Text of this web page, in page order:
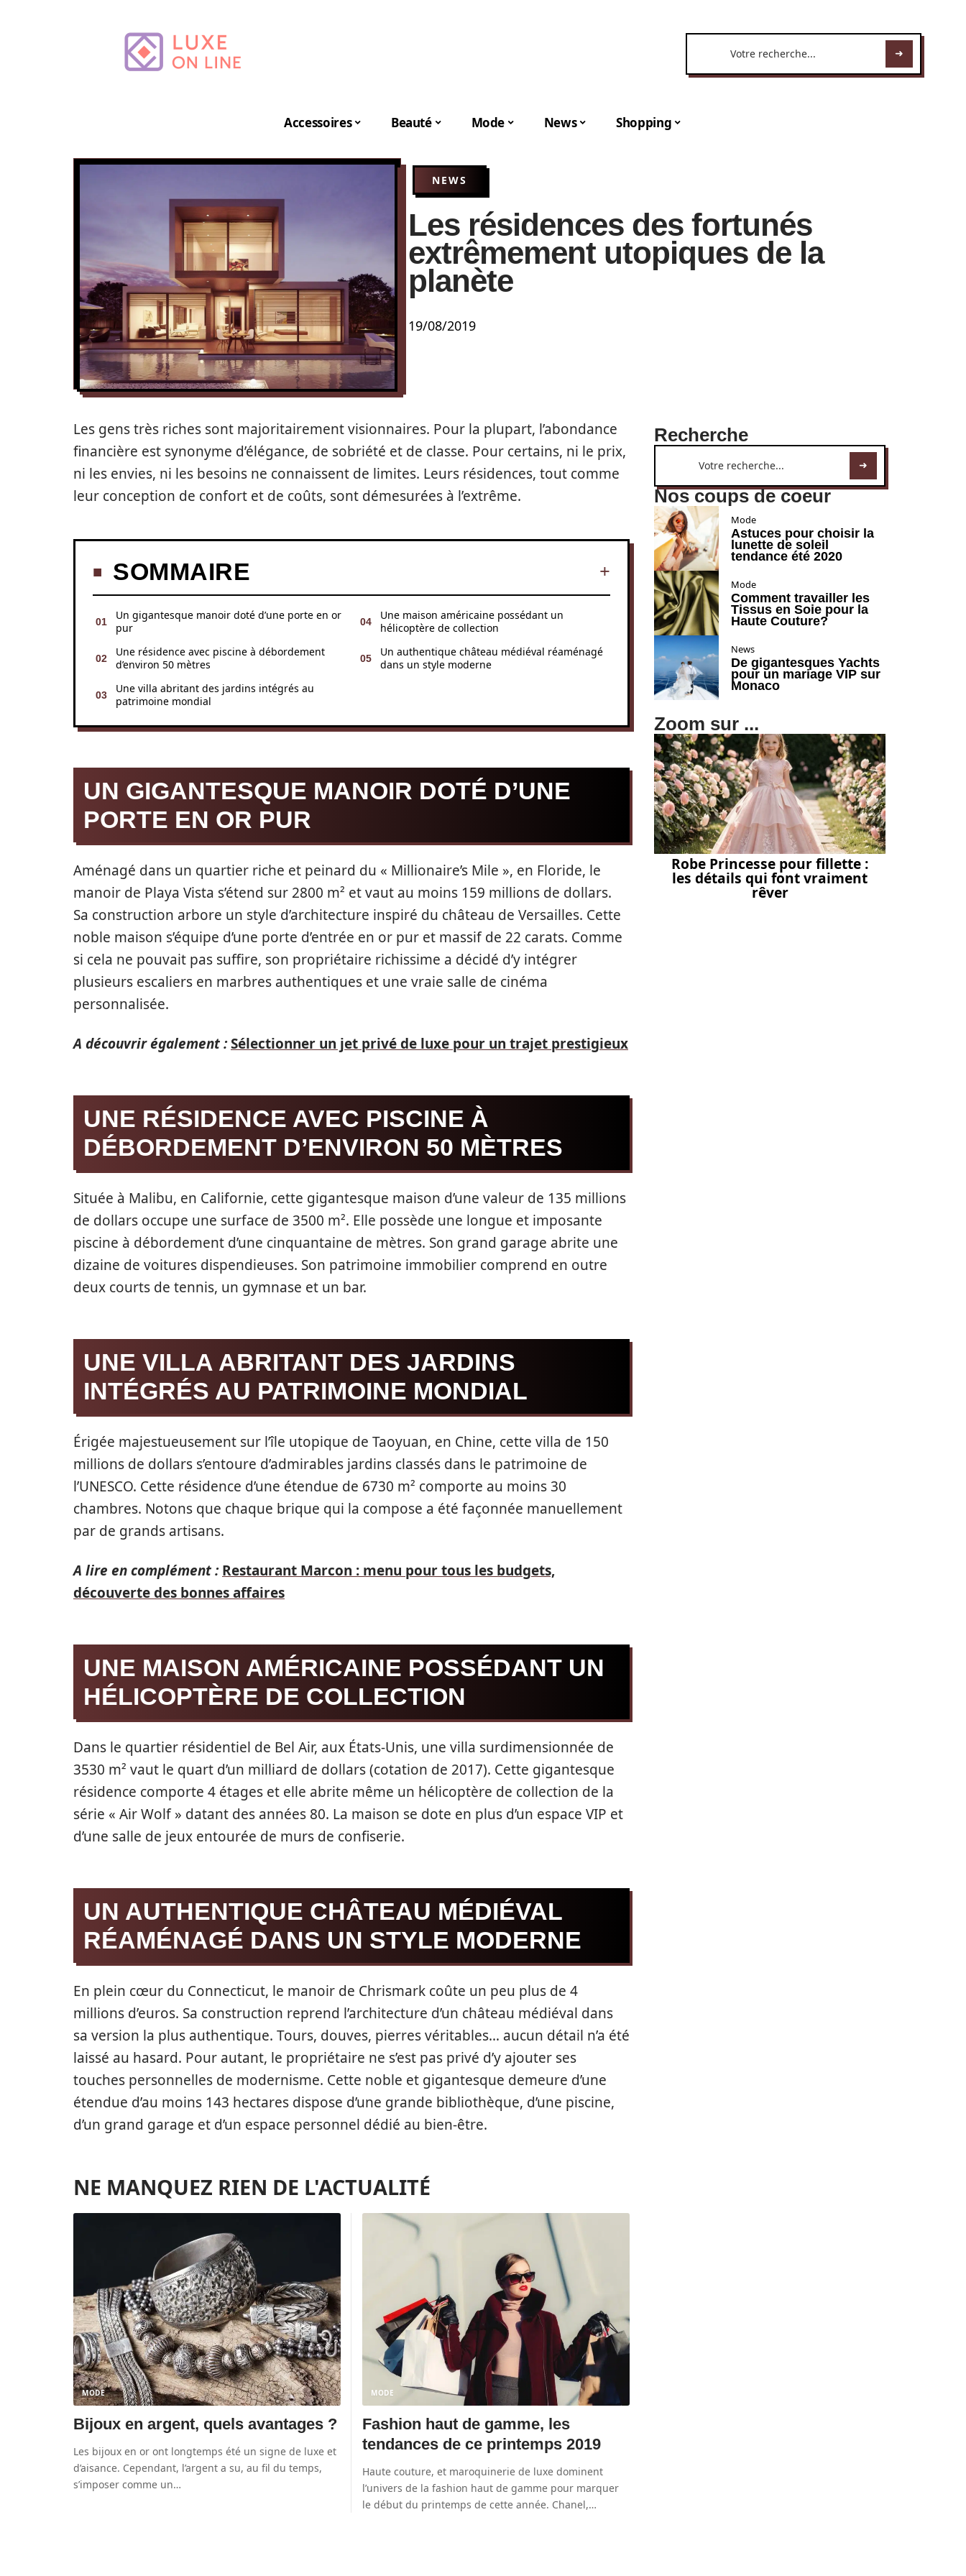
Accessoires Beauté Mode News Shopping
NEWS
Les résidences des fortunés
extrêmement utopiques de la
planète
19/08/2019
Les gens très riches sont majoritairement visionnaires. Pour la plupart, l’abondance
financière est synonyme d’élégance, de sobriété et de classe. Pour certains, ni le prix,
ni les envies, ni les besoins ne connaissent de limites. Leurs résidences, tout comme
leur conception de confort et de coûts, sont démesurées à l’extrême.
SOMMAIRE
Un gigantesque manoir doté d’une porte en or
pur
Une résidence avec piscine à débordement
d’environ 50 mètres
Une villa abritant des jardins intégrés au
patrimoine mondial
Une maison américaine possédant un
hélicoptère de collection
Un authentique château médiéval réaménagé
dans un style moderne
UN GIGANTESQUE MANOIR DOTÉ D’UNE
PORTE EN OR PUR
Aménagé dans un quartier riche et peinard du « Millionaire’s Mile », en Floride, le
manoir de Playa Vista s’étend sur 2800 m² et vaut au moins 159 millions de dollars.
Sa construction arbore un style d’architecture inspiré du château de Versailles. Cette
noble maison s’équipe d’une porte d’entrée en or pur et massif de 22 carats. Comme
si cela ne pouvait pas suffire, son propriétaire richissime a décidé d’y intégrer
plusieurs escaliers en marbres authentiques et une vraie salle de cinéma
personnalisée.
A découvrir également :Sélectionner un jet privé de luxe pour un trajet prestigieux
UNE RÉSIDENCE AVEC PISCINE À
DÉBORDEMENT D’ENVIRON 50 MÈTRES
Située à Malibu, en Californie, cette gigantesque maison d’une valeur de 135 millions
de dollars occupe une surface de 3500 m². Elle possède une longue et imposante
piscine à débordement d’une cinquantaine de mètres. Son grand garage abrite une
dizaine de voitures dispendieuses. Son patrimoine immobilier comprend en outre
deux courts de tennis, un gymnase et un bar.
UNE VILLA ABRITANT DES JARDINS
INTÉGRÉS AU PATRIMOINE MONDIAL
Érigée majestueusement sur l’île utopique de Taoyuan, en Chine, cette villa de 150
millions de dollars s’entoure d’admirables jardins classés dans le patrimoine de
l’UNESCO. Cette résidence d’une étendue de 6730 m² comporte au moins 30
chambres. Notons que chaque brique qui la compose a été façonnée manuellement
par de grands artisans.
A lire en complément : Restaurant Marcon : menu pour tous les budgets,
découverte des bonnes affaires
UNE MAISON AMÉRICAINE POSSÉDANT UN
HÉLICOPTÈRE DE COLLECTION
Dans le quartier résidentiel de Bel Air, aux États-Unis, une villa surdimensionnée de
3530 m² vaut le quart d’un milliard de dollars (cotation de 2017). Cette gigantesque
résidence comporte 4 étages et elle abrite même un hélicoptère de collection de la
série « Air Wolf » datant des années 80. La maison se dote en plus d’un espace VIP et
d’une salle de jeux entourée de murs de confiserie.
UN AUTHENTIQUE CHÂTEAU MÉDIÉVAL
RÉAMÉNAGÉ DANS UN STYLE MODERNE
En plein cœur du Connecticut, le manoir de Chrismark coûte un peu plus de 4
millions d’euros. Sa construction reprend l’architecture d’un château médiéval dans
sa version la plus authentique. Tours, douves, pierres véritables… aucun détail n’a été
laissé au hasard. Pour autant, le propriétaire ne s’est pas privé d’y ajouter ses
touches personnelles de modernisme. Cette noble et gigantesque demeure d’une
étendue d’au moins 143 hectares dispose d’une grande bibliothèque, d’une piscine,
d’un grand garage et d’un espace personnel dédié au bien-être.
NE MANQUEZ RIEN DE L'ACTUALITÉ
MODE
Bijoux en argent, quels avantages ?
Les bijoux en or ont longtemps été un signe de luxe et
d’aisance. Cependant, l’argent a su, au fil du temps,
s’imposer comme un…
MODE
Fashion haut de gamme, les
tendances de ce printemps 2019
Haute couture, et maroquinerie de luxe dominent
l’univers de la fashion haut de gamme pour marquer
le début du printemps de cette année. Chanel,…
Recherche
Nos coups de coeur
Mode
Astuces pour choisir la
lunette de soleil
tendance été 2020
Mode
Comment travailler les
Tissus en Soie pour la
Haute Couture?
News
De gigantesques Yachts
pour un mariage VIP sur
Monaco
Zoom sur ...
Robe Princesse pour fillette :
les détails qui font vraiment
rêver